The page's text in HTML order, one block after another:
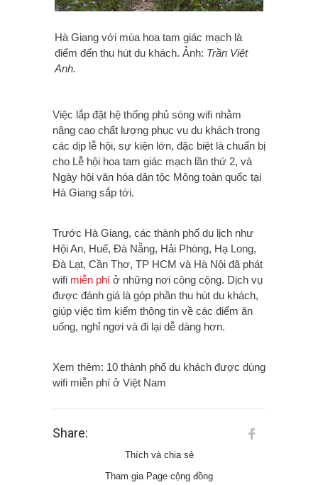
Hà Giang với mùa hoa tam giác mạch là
điểm đến thu hút du khách. Ảnh: Trần Việt
Anh.
Việc lắp đặt hệ thống phủ sóng wifi nhằm
nâng cao chất lượng phục vụ du khách trong
các dịp lễ hội, sự kiện lớn, đặc biệt là chuẩn bị
cho Lễ hội hoa tam giác mạch lần thứ 2, và
Ngày hội văn hóa dân tộc Mông toàn quốc tại
Hà Giang sắp tới.
Trước Hà Giang, các thành phố du lịch như
Hội An, Huế, Đà Nẵng, Hải Phòng, Hạ Long,
Đà Lạt, Cần Thơ, TP HCM và Hà Nội đã phát
wifi miễn phí ở những nơi công cộng. Dịch vụ
được đánh giá là góp phần thu hút du khách,
giúp việc tìm kiếm thông tin về các điểm ăn
uống, nghỉ ngơi và đi lại dễ dàng hơn.
Xem thêm: 10 thành phố du khách được dùng
wifi miễn phí ở Việt Nam
Share:
Thích và chia sẻ
Tham gia Page cộng đồng